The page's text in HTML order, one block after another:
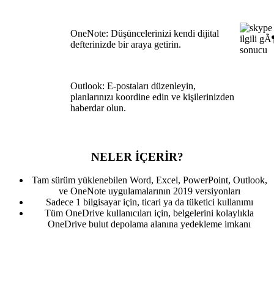
OneNote: Düşüncelerinizi kendi dijital
defterinizde bir araya getirin.
Outlook: E-postaları düzenleyin,
planlarınızı koordine edin ve kişilerinizden
haberdar olun.
NELER İÇERİR?
Tam sürüm yüklenebilen Word, Excel, PowerPoint, Outlook,
ve OneNote uygulamalarının 2019 versiyonları
Sadece 1 bilgisayar için, ticari ya da tüketici kullanımı
Tüm OneDrive kullanıcıları için, belgelerini kolaylıkla
OneDrive bulut depolama alanına yedekleme imkanı